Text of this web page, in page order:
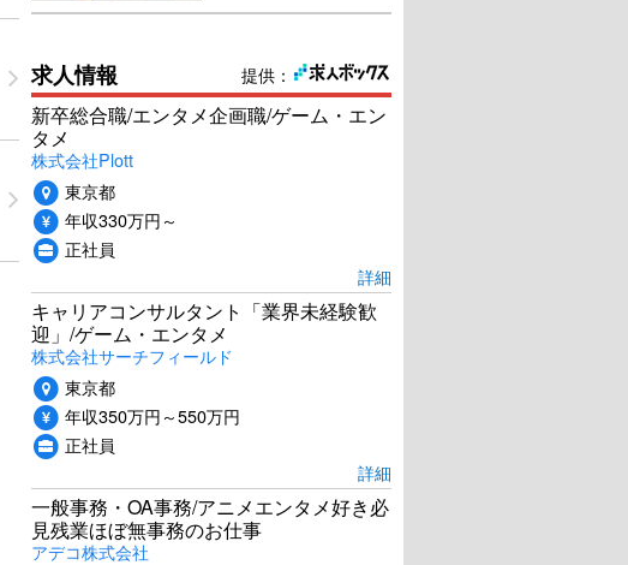
提供：
求人情報
新卒総合職/エンタメ企画職/ゲーム・エン
タメ
株式会社Plott
東京都
年収330万円～
正社員
詳細
キャリアコンサルタント「業界未経験歓
迎」/ゲーム・エンタメ
株式会社サーチフィールド
東京都
年収350万円～550万円
正社員
詳細
一般事務・OA事務/アニメエンタメ好き必
見残業ほぼ無事務のお仕事
アデコ株式会社